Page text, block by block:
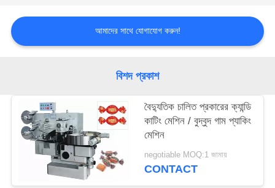
আবেদন
ম্যাপ
PRIVACY
POLICY
আমাদের সাথে যোগাযোগ করুন!
বিশদ প্রকাশ
বৈদ্যুতিক চালিত প্রকারের ক্যান্ডি
কাটিং মেশিন / বুদ্বুদ গাম প্যাকিং
মেশিন
negotiable MOQ:1 জামায়
CONTACT